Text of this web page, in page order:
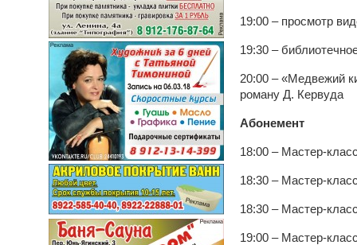
19:00 – просмотр
19:30 –
20:00 – «Медвежий
роману Д. Кервуда
Абонемент
18:00 – Мастер-
18:30 – Мастер-
18:30 – Мастер-
19:00 – Мастер-